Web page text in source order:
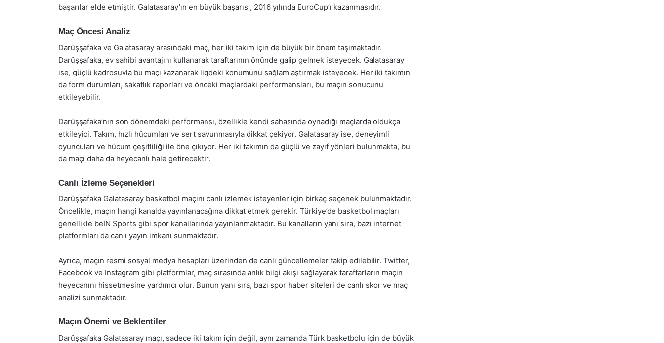
başarılar elde etmiştir. Galatasaray’ın en büyük başarısı, 2016 yılında EuroCup’ı kazanmasıdır.
Maç Öncesi Analiz
Darüşşafaka ve Galatasaray arasındaki maç, her iki takım için de büyük bir önem taşımaktadır.
Darüşşafaka, ev sahibi avantajını kullanarak taraftarının önünde galip gelmek isteyecek. Galatasaray
ise, güçlü kadrosuyla bu maçı kazanarak ligdeki konumunu sağlamlaştırmak isteyecek. Her iki takımın
da form durumları, sakatlık raporları ve önceki maçlardaki performansları, bu maçın sonucunu
etkileyebilir.
Darüşşafaka’nın son dönemdeki performansı, özellikle kendi sahasında oynadığı maçlarda oldukça
etkileyici. Takım, hızlı hücumları ve sert savunmasıyla dikkat çekiyor. Galatasaray ise, deneyimli
oyuncuları ve hücum çeşitliliği ile öne çıkıyor. Her iki takımın da güçlü ve zayıf yönleri bulunmakta, bu
da maçı daha da heyecanlı hale getirecektir.
Canlı İzleme Seçenekleri
Darüşşafaka Galatasaray basketbol maçını canlı izlemek isteyenler için birkaç seçenek bulunmaktadır.
Öncelikle, maçın hangi kanalda yayınlanacağına dikkat etmek gerekir. Türkiye’de basketbol maçları
genellikle beIN Sports gibi spor kanallarında yayınlanmaktadır. Bu kanalların yanı sıra, bazı internet
platformları da canlı yayın imkanı sunmaktadır.
Ayrıca, maçın resmi sosyal medya hesapları üzerinden de canlı güncellemeler takip edilebilir. Twitter,
Facebook ve Instagram gibi platformlar, maç sırasında anlık bilgi akışı sağlayarak taraftarların maçın
heyecanını hissetmesine yardımcı olur. Bunun yanı sıra, bazı spor haber siteleri de canlı skor ve maç
analizi sunmaktadır.
Maçın Önemi ve Beklentiler
Darüşşafaka Galatasaray maçı, sadece iki takım için değil, aynı zamanda Türk basketbolu için de büyük